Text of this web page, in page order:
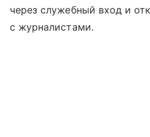
через служебный вход и
с журналистами.